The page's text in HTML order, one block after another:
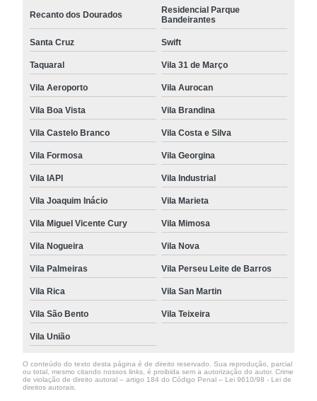
Recanto dos Dourados
Residencial Parque
Bandeirantes
Santa Cruz Swift
Taquaral Vila 31 de Março
Vila Aeroporto Vila Aurocan
Vila Boa Vista Vila Brandina
Vila Castelo Branco Vila Costa e Silva
Vila Formosa Vila Georgina
Vila IAPI Vila Industrial
Vila Joaquim Inácio Vila Marieta
Vila Miguel Vicente Cury Vila Mimosa
Vila Nogueira Vila Nova
Vila Palmeiras Vila Perseu Leite de Barros
Vila Rica Vila San Martin
Vila São Bento Vila Teixeira
Vila União
O conteúdo do texto desta página é de direito reservado. Sua reprodução, parcial
ou total, mesmo citando nossos links, é proibida sem a autorização do autor. Crime
de violação de direito autoral – artigo 184 do Código Penal – Lei 9610/98 - Lei de
direitos autorais